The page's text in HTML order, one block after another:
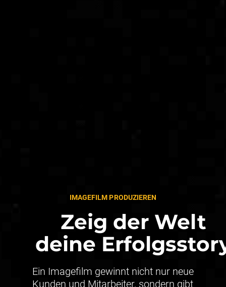
IMAGEFILM PRODUZIEREN
Zeig der Welt
deine
Ein Imagefilm gewinnt nicht nur neue
Kunden und Mitarbeiter, sondern gibt